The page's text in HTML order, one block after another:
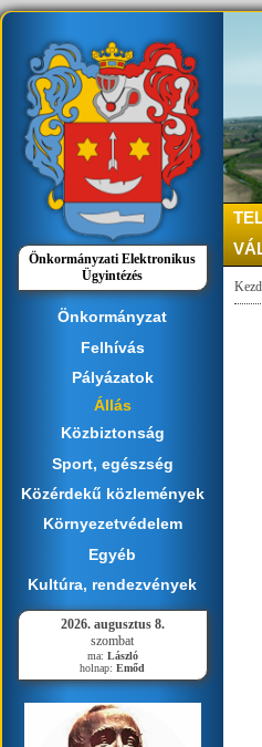
Önkormányzati Elektronikus
Ügyintézés
Önkormányzat
Felhívás
Pályázatok
Állás
Közbiztonság
Sport, egészség
Közérdekű közlemények
Környezetvédelem
Egyéb
Kultúra, rendezvények
2026. augusztus 8.
szombat
ma: László
holnap:Emőd